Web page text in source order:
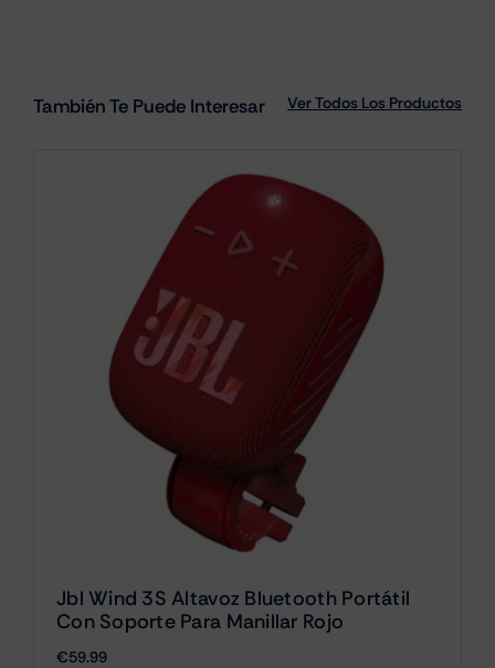
También Te Puede Interesar Ver Todos Los Productos
Jbl Wind 3S Altavoz Bluetooth Portátil
Con Soporte Para Manillar Rojo
€59.99